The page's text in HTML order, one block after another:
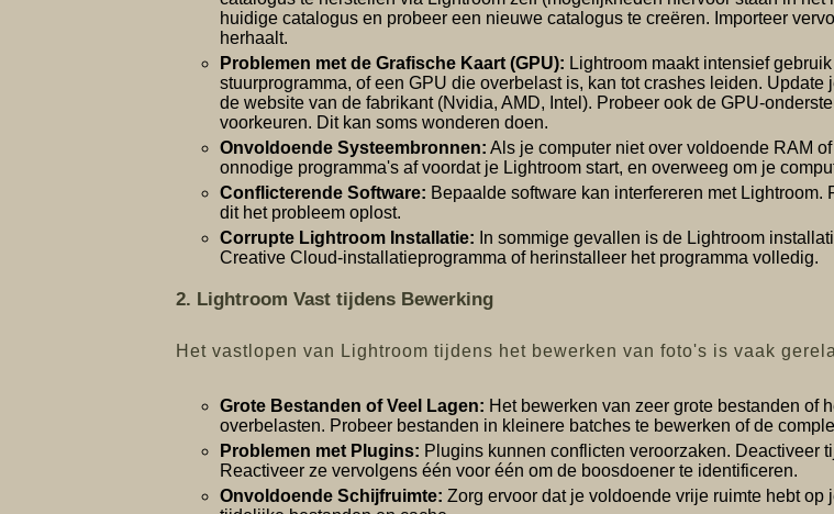
huidige catalogus en probeer een nieuwe catalogus te creëren. Importeer
herhaalt.
Problemen met de Grafische Kaart (GPU): Lightroom maakt intensief
stuurprogramma, of een GPU die overbelast is, kan tot crashes leiden.
de website van de fabrikant (Nvidia, AMD, Intel). Probeer ook de GPU-
voorkeuren. Dit kan soms wonderen doen.
Onvoldoende Systeembronnen: Als je computer niet over voldoende RAM
onnodige programma's af voordat je Lightroom start, en overweeg om je
Conflicterende Software: Bepaalde software kan interfereren met
dit het probleem oplost.
Corrupte Lightroom Installatie: In sommige gevallen is de Lightroom
Creative Cloud-installatieprogramma of herinstalleer het programma volledig.
2. Lightroom Vast tijdens Bewerking
Het vastlopen van Lightroom tijdens het bewerken van foto's is vaak
Grote Bestanden of Veel Lagen: Het bewerken van zeer grote bestanden of
overbelasten. Probeer bestanden in kleinere batches te bewerken of de
Problemen met Plugins: Plugins kunnen conflicten veroorzaken. Deactiveer
Reactiveer ze vervolgens één voor één om de boosdoener te identificeren.
Onvoldoende Schijfruimte: Zorg ervoor dat je voldoende vrije ruimte hebt